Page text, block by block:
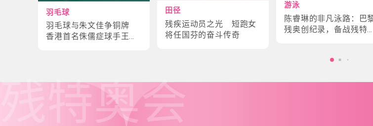
羽毛球
羽毛球与朱文佳争铜牌
香港首名侏儒症球手王镇
田径
残疾运动员之光 短跑女
将任国芬的奋斗传奇
游泳
陈睿琳的非凡泳路：巴
残奥创纪录，备战残特奥
残特奥会